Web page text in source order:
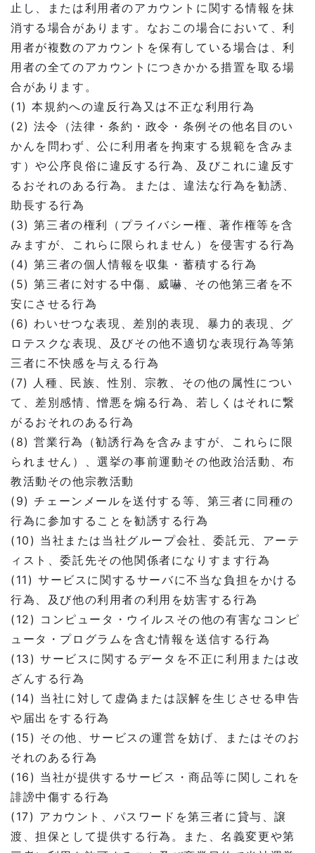
止し、または利用者のアカウントに関する情報を抹
消する場合があります。なおこの場合において、利
用者が複数のアカウントを保有している場合は、利
用者の全てのアカウントにつきかかる措置を取る場
合があります。
(1) 本規約への違反行為又は不正な利用行為
(2) 法令（法律・条約・政令・条例その他名目のい
かんを問わず、公に利用者を拘束する規範を含みま
す）や公序良俗に違反する行為、及びこれに違反す
るおそれのある行為。または、違法な行為を勧誘、
助長する行為
(3) 第三者の権利（プライバシー権、著作権等を含
みますが、これらに限られません）を侵害する行為
(4) 第三者の個人情報を収集・蓄積する行為
(5) 第三者に対する中傷、威嚇、その他第三者を不
安にさせる行為
(6) わいせつな表現、差別的表現、暴力的表現、グ
ロテスクな表現、及びその他不適切な表現行為等第
三者に不快感を与える行為
(7) 人種、民族、性別、宗教、その他の属性につい
て、差別感情、憎悪を煽る行為、若しくはそれに繋
がるおそれのある行為
(8) 営業行為（勧誘行為を含みますが、これらに限
られません）、選挙の事前運動その他政治活動、布
教活動その他宗教活動
(9) チェーンメールを送付する等、第三者に同種の
行為に参加することを勧誘する行為
(10) 当社または当社グループ会社、委託元、アーテ
ィスト、委託先その他関係者になりすます行為
(11) サービスに関するサーバに不当な負担をかける
行為、及び他の利用者の利用を妨害する行為
(12) コンピュータ・ウイルスその他の有害なコンピ
ュータ・プログラムを含む情報を送信する行為
(13) サービスに関するデータを不正に利用または改
ざんする行為
(14) 当社に対して虚偽または誤解を生じさせる申告
や届出をする行為
(15) その他、サービスの運営を妨げ、またはそのお
それのある行為
(16) 当社が提供するサービス・商品等に関しこれを
誹謗中傷する行為
(17) アカウント、パスワードを第三者に貸与、譲
渡、担保として提供する行為。また、名義変更や第